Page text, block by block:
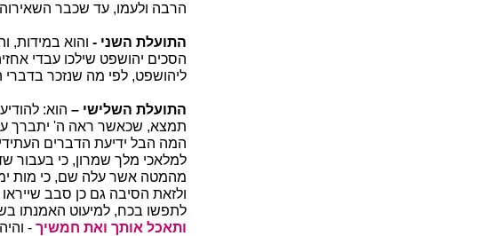
הרבה ולעמו, עד שכבר
התועלת השני - והוא במידות,
הסכים יהושפט שילכו עבדי
ליהושפט, לפי מה שנזכר בדברי
התועלת השלישי – הוא:
תמצא, שכאשר ראה ה' יתברך
המה הבל ידיעת הדברים
למלאכי מלך שמרון, כי בעבור
מהמטה אשר עלה שם, כי מות
ולזאת הסיבה גם כן סבב
לתפשו בכח, למיעוט האמנתו
ותאכל אותך ואת חמשיך -